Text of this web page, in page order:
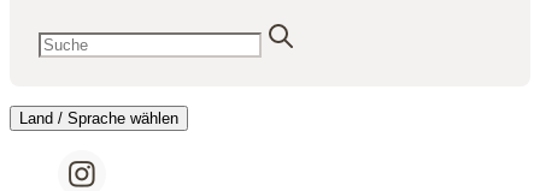
Land / Sprache wählen